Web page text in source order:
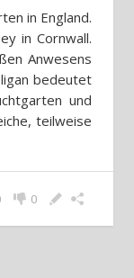
in England.
in Cornwall.
Anwesens
bedeutet
und
teilweise
0